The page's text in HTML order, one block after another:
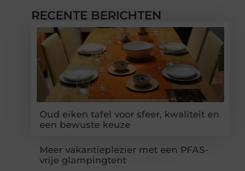
RECENTE BERICHTEN
Oud eiken tafel voor sfeer, kwaliteit en
een bewuste keuze
Meer vakantieplezier met een PFAS-
vrije glampingtent